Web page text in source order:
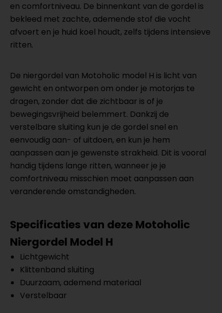
en comfortniveau. De binnenkant van de gordel is
bekleed met zachte, ademende stof die vocht
afvoert en je huid koel houdt, zelfs tijdens intensieve
ritten.
De niergordel van Motoholic model H is licht van
gewicht en ontworpen om onder je motorjas te
dragen, zonder dat die zichtbaar is of je
bewegingsvrijheid belemmert. Dankzij de
verstelbare sluiting kun je de gordel snel en
eenvoudig aan- of uitdoen, en kun je hem
aanpassen aan je gewenste strakheid. Dit is vooral
handig tijdens lange ritten, wanneer je je
comfortniveau misschien moet aanpassen aan
veranderende omstandigheden.
Specificaties van deze Motoholic
Niergordel Model H
Lichtgewicht
Klittenband sluiting
Duurzaam, ademend materiaal
Verstelbaar